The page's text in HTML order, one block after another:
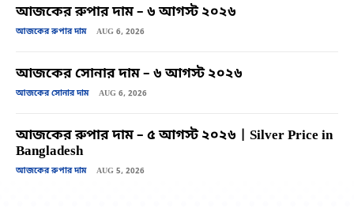
আজকের রুপার দাম – ৬ আগস্ট ২০২৬
আজকের রুপার দাম AUG 6, 2026
আজকের সোনার দাম – ৬ আগস্ট ২০২৬
আজকের সোনার দাম AUG 6, 2026
আজকের রুপার দাম – ৫ আগস্ট ২০২৬ | Silver Price in
Bangladesh
আজকের রুপার দাম AUG 5, 2026